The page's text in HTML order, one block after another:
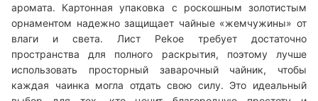
аромата. Картонная упаковка с роскошным золотистым
орнаментом надежно защищает чайные «жемчужины» от
влаги и света. Лист Pekoe требует достаточно
пространства для полного раскрытия, поэтому лучше
использовать просторный заварочный чайник, чтобы
каждая чаинка могла отдать свою силу. Это идеальный